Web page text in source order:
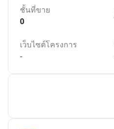
ชั้นที่ขาย
0
เว็บไซต์โครงการ
-